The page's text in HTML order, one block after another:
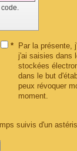
*
Par la présente,
j'ai saisies dans
stockées
dans le but
peux révoquer
moment.
suivis d'un